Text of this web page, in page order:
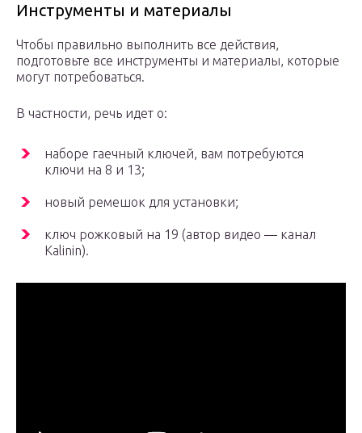
Инструменты и материалы
Чтобы правильно выполнить все действия,
подготовьте все инструменты и материалы, которые
могут потребоваться.
В частности, речь идет о:
наборе гаечный ключей, вам потребуются
ключи на 8 и 13;
новый ремешок для установки;
ключ рожковый на 19 (автор видео — канал
Kalinin).